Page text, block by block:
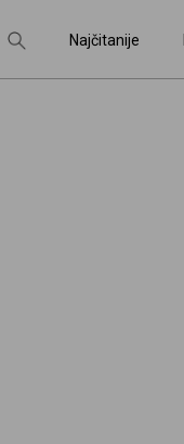
Najčitanije